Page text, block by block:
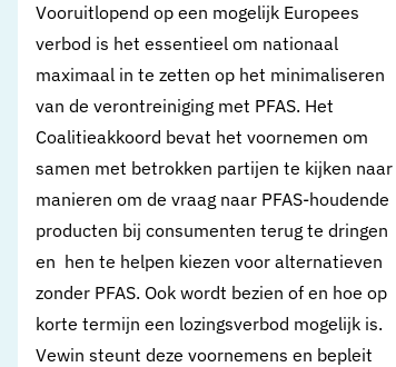
Vooruitlopend op een mogelijk Europees
verbod is het essentieel om nationaal
maximaal in te zetten op het minimaliseren
van de verontreiniging met PFAS. Het
Coalitieakkoord bevat het voornemen om
samen met betrokken partijen te kijken naar
manieren om de vraag naar PFAS-houdende
producten bij consumenten terug te dringen
en hen te helpen kiezen voor alternatieven
zonder PFAS. Ook wordt bezien of en hoe op
korte termijn een lozingsverbod mogelijk is.
Vewin steunt deze voornemens en bepleit